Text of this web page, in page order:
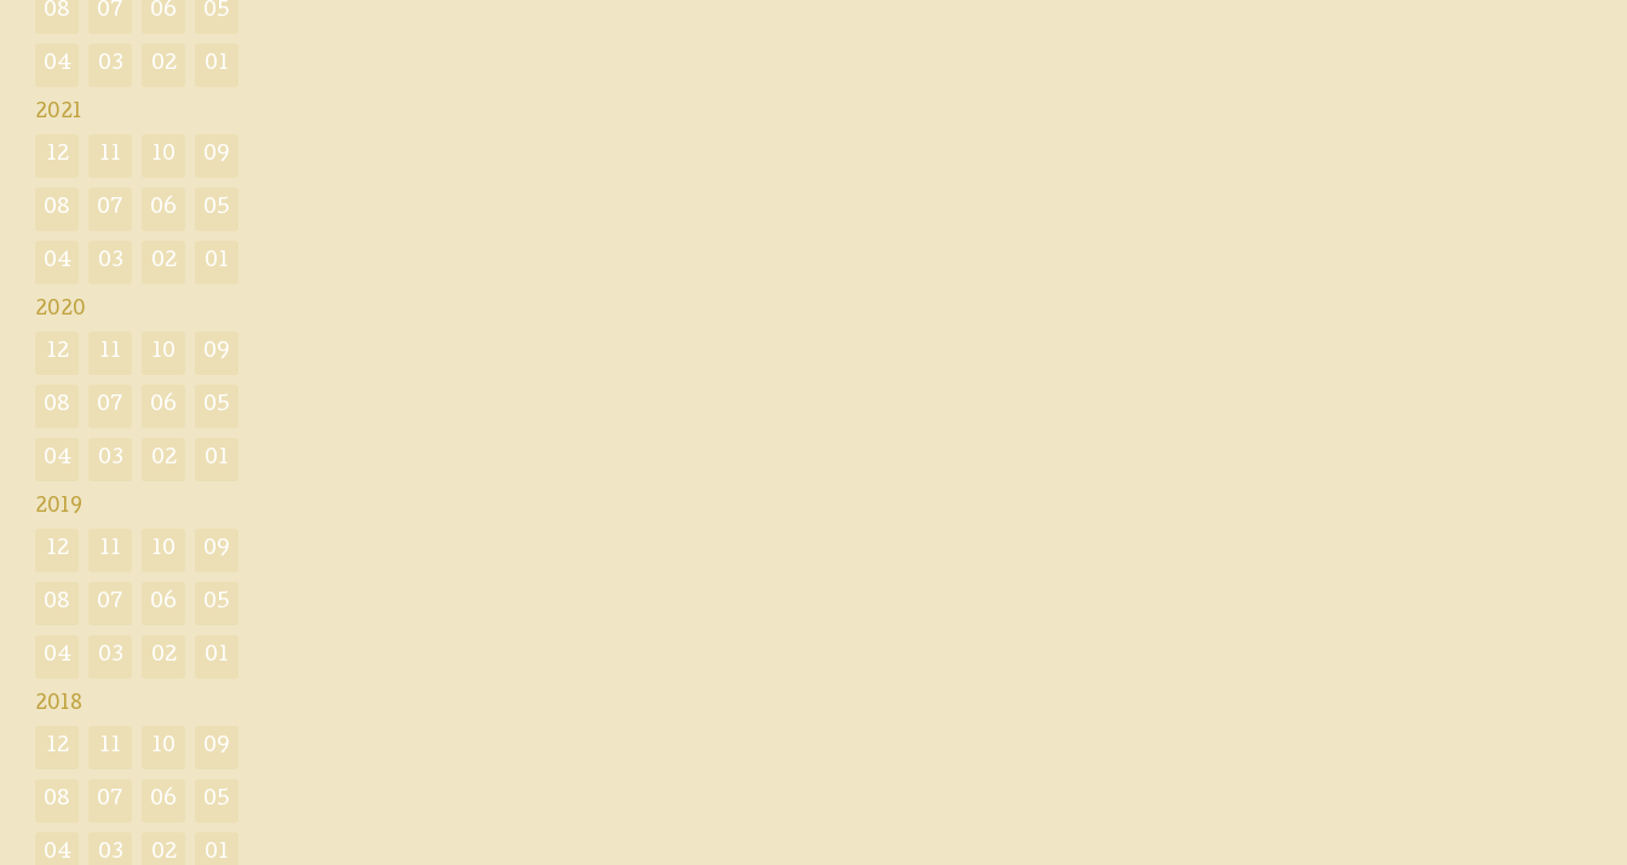
08 07 06 05
04 03 02 01
2021
12 11 10 09
08 07 06 05
04 03 02 01
2020
12 11 10 09
08 07 06 05
04 03 02 01
2019
12 11 10 09
08 07 06 05
04 03 02 01
2018
12 11 10 09
08 07 06 05
04 03 02 01